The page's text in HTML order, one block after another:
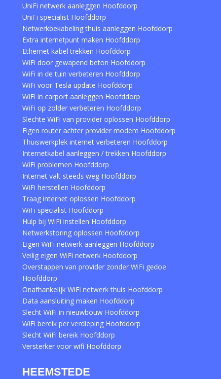
UniFi netwerk aanleggen Hoofddorp
UniFi specialist Hoofddorp
Netwerkbekabeling thuis aanleggen Hoofddorp
Extra internetpunt maken Hoofddorp
Ethernet kabel trekken Hoofddorp
WiFi door gewapend beton Hoofddorp
WiFi in de tuin verbeteren Hoofddorp
WiFi voor Tesla update Hoofddorp
WiFi in carport aanleggen Hoofddorp
WiFi op zolder verbeteren Hoofddorp
Slechte WiFi van provider oplossen Hoofddorp
Eigen router achter provider modem Hoofddorp
Thuiswerkplek internet verbeteren Hoofddorp
Internetkabel aanleggen / trekken Hoofddorp
WiFi problemen Hoofddorp
Internet valt steeds weg Hoofddorp
WiFi herstellen Hoofddorp
Traag internet oplossen Hoofddorp
WiFi specialist Hoofddorp
Hulp bij WiFi instellen Hoofddorp
Netwerkstoring oplossen Hoofddorp
Eigen WiFi netwerk aanleggen Hoofddorp
Veilig eigen WiFi netwerk Hoofddorp
Overstappen van provider zonder WiFi gedoe
Hoofddorp
Onafhankelijk WiFi netwerk thuis Hoofddorp
Data aansluiting maken Hoofddorp
Slecht WiFi in nieuwbouw Hoofddorp
WiFi bereik per verdieping Hoofddorp
Slecht WiFi bereik Hoofddorp
Versterker voor wifi Hoofddorp
HEEMSTEDE